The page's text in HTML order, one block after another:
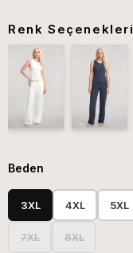
Renk Seçenekleri
Beden
3XL 4XL 5XL
7XL 8XL